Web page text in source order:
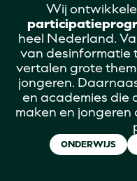
Wij
heel Nederland.
van desinformatie
vertalen grote
jongeren.
en academies die
maken en
ONDERWIJS